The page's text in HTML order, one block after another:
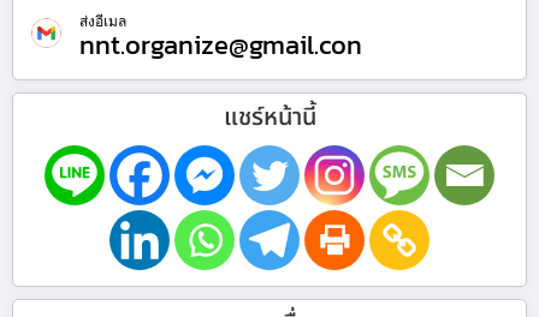
ส่งอีเมล
nnt.organize@gmail.con
แชร์หน้านี้